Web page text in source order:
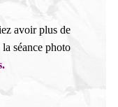
avoir plus de
séance photo